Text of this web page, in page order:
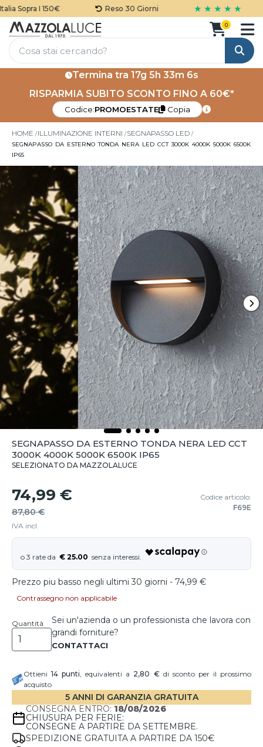
Sopra I 150€ Reso 30 Giorni ★ ★ ★ ★ ★
Cerca
0
Termina tra 17g 5h 33m 5s
RISPARMIA SUBITO SCONTO FINO A 60€*
Codice:PROMOESTATE Copia
HOME ILLUMINAZIONE INTERNI SEGNAPASSO LED
SEGNAPASSO DA ESTERNO TONDA NERA LED CCT 3000K 4000K 5000K 6500K
IP65
SEGNAPASSO DA ESTERNO TONDA NERA LED CCT
3000K 4000K 5000K 6500K IP65
SELEZIONATO DA MAZZOLALUCE
74,99 €
87,80 €
IVA incl.
Codice articolo:
F69E
€ 25.00
Prezzo piu basso negli ultimi 30 giorni - 74,99 €
Contrassegno non applicabile
Quantità
Sei un'azienda o un professionista che lavora con
grandi forniture?
Ottieni14 punti, equivalenti a 2,80 €di sconto per il prossimo
acquisto
5 ANNI DI GARANZIA GRATUITA
CONSEGNA ENTRO: 18/08/2026
CHIUSURA PER FERIE:
CONSEGNE A PARTIRE DA SETTEMBRE.
SPEDIZIONE GRATUITA A PARTIRE DA 150€